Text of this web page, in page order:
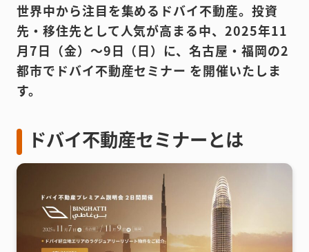
世界中から注目を集めるドバイ不動産。投資
先・移住先として人気が高まる中、2025年11
月7日（金）〜9日（日）に、名古屋・福岡の2
都市でドバイ不動産セミナー を開催いたしま
す。
ドバイ不動産セミナーとは